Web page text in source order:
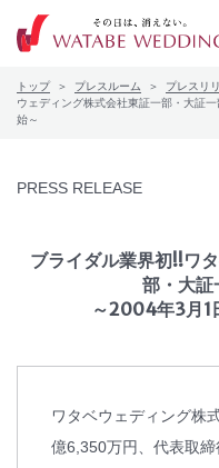
プレスルーム
お問合せ
トップ プレスルーム プレスリ
ウェディング株式会社東証一部・大証
始～
PRESS RELEASE
ブライダル業界初!!ワ
部・大証
～2004年3月1
ワタベウェディング株
億6,350万円、代表取